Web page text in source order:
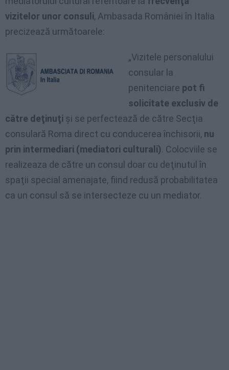
vizitelor unor consuli, Ambasada României în Italia
precizează următoarele:
„Vizitele personalului
consular la
penitenciare pot fi
solicitate exclusiv de
către deţinuţi şi se perfectează de către Secţia
consulară Roma direct cu conducerea închisorii, nu
prin intermediari (mediatori culturali). Colocviile se
realizeaza de către un consul doar cu deţinutul în
spaţii special amenajate, fiind redusă probabilitatea
ca un consul să se intersecteze cu un mediator.